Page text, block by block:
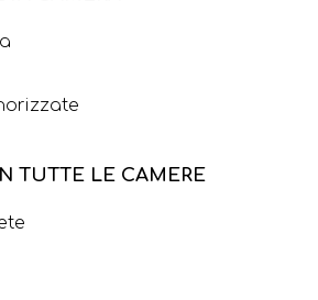
TUTTE LE CAMERE